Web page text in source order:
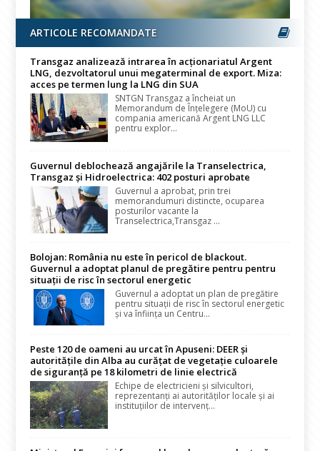
ARTICOLE RECOMANDATE
Transgaz analizează intrarea în acționariatul Argent
LNG, dezvoltatorul unui megaterminal de export. Miza:
acces pe termen lung la LNG din SUA
SNTGN Transgaz a încheiat un
Memorandum de Înțelegere (MoU) cu
compania americană Argent LNG LLC
pentru explor...
Guvernul deblochează angajările la Transelectrica,
Transgaz și Hidroelectrica: 402 posturi aprobate
Guvernul a aprobat, prin trei
memorandumuri distincte, ocuparea
posturilor vacante la
Transelectrica,Transgaz ...
Bolojan: România nu este în pericol de blackout.
Guvernul a adoptat planul de pregătire pentru pentru
situații de risc în sectorul energetic
Guvernul a adoptat un plan de pregătire
pentru situații de risc în sectorul energetic
și va înființa un Centru...
Peste 120 de oameni au urcat în Apuseni: DEER și
autoritățile din Alba au curățat de vegetație culoarele
de siguranță pe 18 kilometri de linie electrică
Echipe de electricieni și silvicultori,
reprezentanți ai autorităților locale și ai
instituțiilor de intervenț...